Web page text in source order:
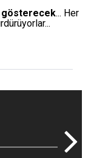
gösterecek... Her